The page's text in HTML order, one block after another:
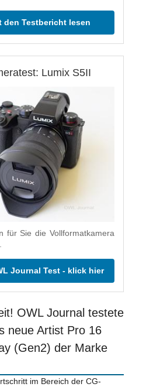
den Testbericht lesen
Lumix S5II
für Sie die Vollformatkamera
Journal Test - klick hier
OWL Journal testete
neue Artist Pro 16
(Gen2) der Marke
im Bereich der CG-